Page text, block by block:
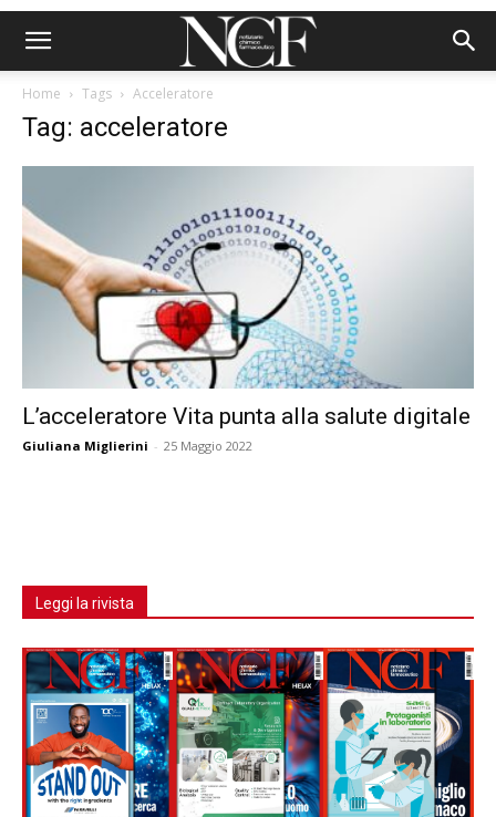
Home Tags Acceleratore
Tag: acceleratore
L’acceleratore Vita punta alla salute digitale
Giuliana Miglierini - 25 Maggio 2022
Leggi la rivista